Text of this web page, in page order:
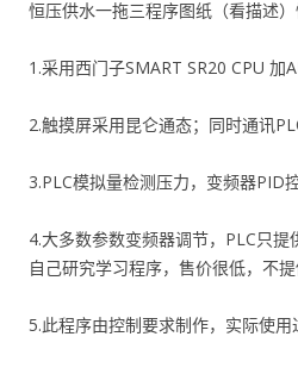
恒压供水一拖三程序图纸（看描述
1.采用西门子SMART SR20 CPU 加
2.触摸屏采用昆仑通态；同时通讯
3.PLC模拟量检测压力，变频器PID
4.大多数参数变频器调节，PLC只提
自己研究学习程序，售价很低，不提
5.此程序由控制要求制作，实际使用